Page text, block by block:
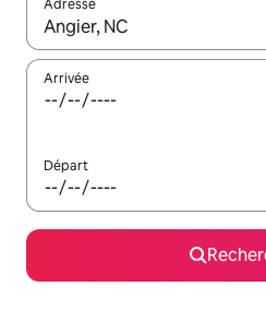
Adresse
Lorsque les résultats
Arrivée
Départ